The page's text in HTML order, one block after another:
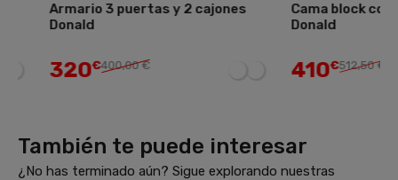
Armario 3 puertas y 2 cajones
Donald
320€400,00 €
Cama block con
Donald
410€512,50 €
También te puede interesar
¿No has terminado aún? Sigue explorando nuestras